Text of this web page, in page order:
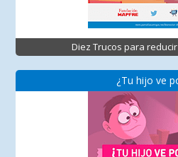
Diez Trucos para
¿Tu hijo ve